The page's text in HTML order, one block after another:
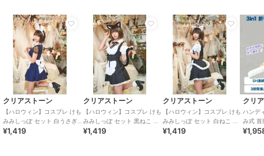
クリアストーン
【ハロウィン】コスプレ けも
みみしっぽ セット 白うさぎ
ユニセックス ホワイト
¥1,419
クリアストーン
【ハロウィン】コスプレ けも
みみしっぽ セット 黒ねこ ユ
ニセックス ブラック
¥1,419
クリアストーン
【ハロウィン】コスプレ けも
みみしっぽ セット 白ねこ ユ
ニセックス ホワイト
¥1,419
クリ
ハンデ
み式 首
デザイ